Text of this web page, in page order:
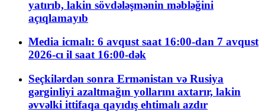
yatırıb, lakin sövdələşmənin məbləğini
açıqlamayıb
Media icmalı: 6 avqust saat 16:00-dan 7 avqust
2026-cı il saat 16:00-dək
Seçkilərdən sonra Ermənistan və Rusiya
gərginliyi azaltmağın yollarını axtarır, lakin
əvvəlki ittifaqa qayıdış ehtimalı azdır